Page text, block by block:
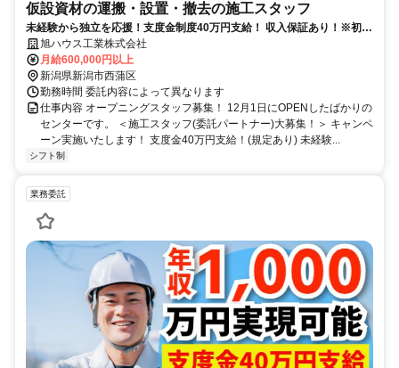
仮設資材の運搬・設置・撤去の施工スタッフ
未経験から独立を応援！支度金制度40万円支給！ 収入保証あり！※初期
費用0円から始められる！
旭ハウス工業株式会社
月給600,000円以上
新潟県新潟市西蒲区
勤務時間 委託内容によって異なります
仕事内容 オープニングスタッフ募集！ 12月1日にOPENしたばかりの
センターです。 ＜施工スタッフ(委託パートナー)大募集！＞ キャンペ
ーン実施いたします！ 支度金40万円支給！(規定あり) 未経験...
シフト制
業務委託